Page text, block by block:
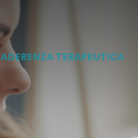
ADERENZA TERAPEUTICA